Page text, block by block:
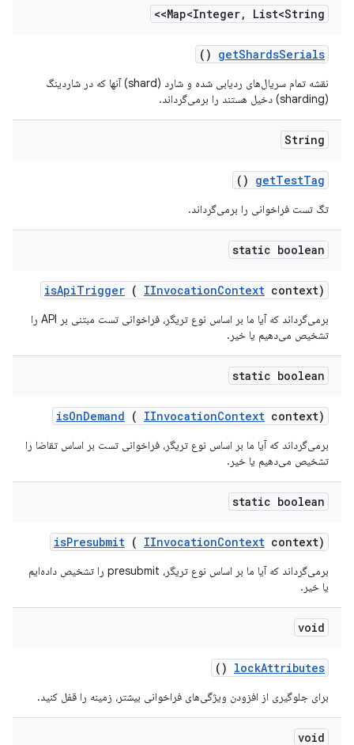
Map<Integer, List<String>>
getShardsSerials
()
نقشه تمام سریال‌های ردیابی شده و شارد (shard) آنها که در شاردینگ
(sharding) دخیل هستند را برمی‌گرداند.
String
getTestTag
()
تگ تست فراخوانی را برمی‌گرداند.
static boolean
isApiTrigger ( IInvocationContext context)
برمی‌گرداند که آیا ما بر اساس نوع تریگر، فراخوانی تست مبتنی بر API را
تشخیص می‌دهیم یا خیر.
static boolean
isOnDemand ( IInvocationContext context)
برمی‌گرداند که آیا ما بر اساس نوع تریگر، فراخوانی تست بر اساس تقاضا را
تشخیص می‌دهیم یا خیر.
static boolean
isPresubmit ( IInvocationContext context)
برمی‌گرداند که آیا ما بر اساس نوع تریگر، presubmit را تشخیص داده‌ایم
یا خیر.
void
lockAttributes
()
برای جلوگیری از افزودن ویژگی‌های فراخوانی بیشتر، زمینه را قفل کنید.
void